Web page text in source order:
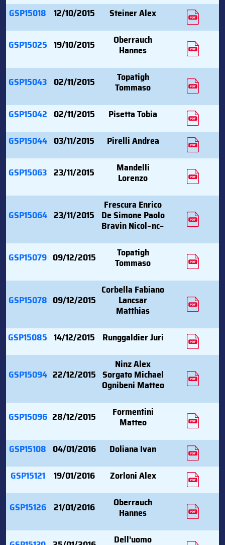
GSP15018 12/10/2015 Steiner Alex
GSP15025 19/10/2015 Oberrauch
Hannes
GSP15043 02/11/2015 Topatigh
Tommaso
GSP15042 02/11/2015
Pisetta Tobia
GSP15044 03/11/2015 Pirelli Andrea
GSP15063 23/11/2015 Mandelli
Lorenzo
GSP15064 23/11/2015
Frescura Enrico
De Simone Paolo
Bravin Nicol~nc~
GSP15079 09/12/2015 Topatigh
Tommaso
GSP15078 09/12/2015
Corbella Fabiano
Lancsar
Matthias
GSP15085 14/12/2015 Runggaldier Juri
GSP15094 22/12/2015
Ninz Alex
Sorgato Michael
Ognibeni Matteo
GSP15096 28/12/2015 Formentini
Matteo
GSP15108 04/01/2016
Doliana Ivan
GSP15121
19/01/2016 Zorloni Alex
GSP15126 21/01/2016 Oberrauch
Hannes
Dell'uomo